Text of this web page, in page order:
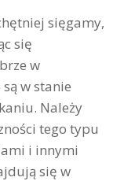
sięgamy,
się
w
w stanie
Należy
tego typu
i innymi
się w